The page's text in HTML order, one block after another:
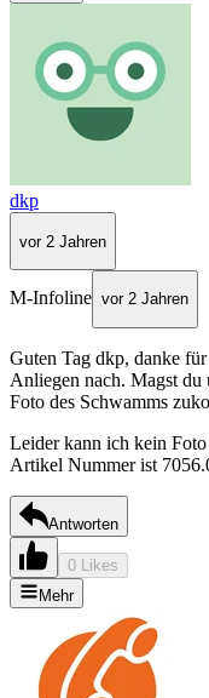
dkp
vor 2 Jahren
M-Infoline vor 2 Jahren
Guten Tag dkp, danke
Anliegen nach. Magst du
Foto des Schwamms
Leider kann ich kein
Artikel Nummer ist
Antworten
0 Likes
Mehr